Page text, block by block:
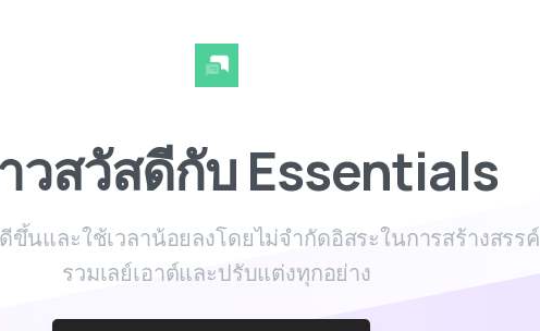
วสวัสดีกับ Essentials
ขึ้นและใช้เวลาน้อยลงโดยไม่จำกัดอิสระในการสร้างสรรค์
รวมเลย์เอาต์และปรับแต่งทุกอย่าง